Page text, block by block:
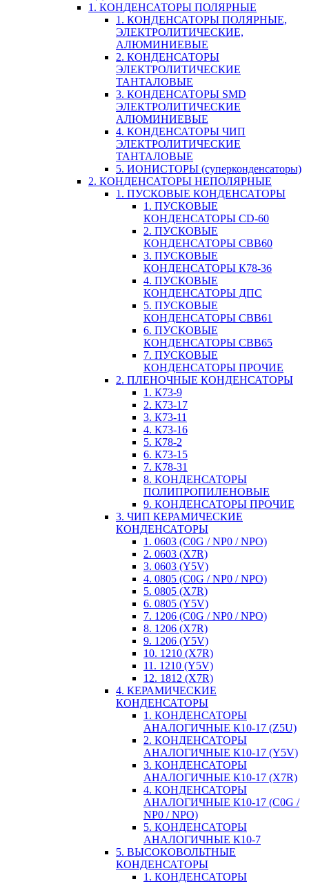
1. КОНДЕНСАТОРЫ ПОЛЯРНЫЕ
1. КОНДЕНСАТОРЫ ПОЛЯРНЫЕ,
ЭЛЕКТРОЛИТИЧЕСКИЕ,
АЛЮМИНИЕВЫЕ
2. КОНДЕНСАТОРЫ
ЭЛЕКТРОЛИТИЧЕСКИЕ
ТАНТАЛОВЫЕ
3. КОНДЕНСАТОРЫ SMD
ЭЛЕКТРОЛИТИЧЕСКИЕ
АЛЮМИНИЕВЫЕ
4. КОНДЕНСАТОРЫ ЧИП
ЭЛЕКТРОЛИТИЧЕСКИЕ
ТАНТАЛОВЫЕ
5. ИОНИСТОРЫ (суперконденсаторы)
2. КОНДЕНСАТОРЫ НЕПОЛЯРНЫЕ
1. ПУСКОВЫЕ КОНДЕНСАТОРЫ
1. ПУСКОВЫЕ
КОНДЕНСАТОРЫ CD-60
2. ПУСКОВЫЕ
КОНДЕНСАТОРЫ CBB60
3. ПУСКОВЫЕ
КОНДЕНСАТОРЫ К78-36
4. ПУСКОВЫЕ
КОНДЕНСАТОРЫ ДПС
5. ПУСКОВЫЕ
КОНДЕНСАТОРЫ CBB61
6. ПУСКОВЫЕ
КОНДЕНСАТОРЫ CBB65
7. ПУСКОВЫЕ
КОНДЕНСАТОРЫ ПРОЧИЕ
2. ПЛЕНОЧНЫЕ КОНДЕНСАТОРЫ
1. К73-9
2. К73-17
3. К73-11
4. К73-16
5. К78-2
6. К73-15
7. К78-31
8. КОНДЕНСАТОРЫ
ПОЛИПРОПИЛЕНОВЫЕ
9. КОНДЕНСАТОРЫ ПРОЧИЕ
3. ЧИП КЕРАМИЧЕСКИЕ
КОНДЕНСАТОРЫ
1. 0603 (C0G / NP0 / NPO)
2. 0603 (X7R)
3. 0603 (Y5V)
4. 0805 (C0G / NP0 / NPO)
5. 0805 (X7R)
6. 0805 (Y5V)
7. 1206 (C0G / NP0 / NPO)
8. 1206 (X7R)
9. 1206 (Y5V)
10. 1210 (X7R)
11. 1210 (Y5V)
12. 1812 (X7R)
4. КЕРАМИЧЕСКИЕ
КОНДЕНСАТОРЫ
1. КОНДЕНСАТОРЫ
АНАЛОГИЧНЫЕ К10-17 (Z5U)
2. КОНДЕНСАТОРЫ
АНАЛОГИЧНЫЕ К10-17 (Y5V)
3. КОНДЕНСАТОРЫ
АНАЛОГИЧНЫЕ К10-17 (X7R)
4. КОНДЕНСАТОРЫ
АНАЛОГИЧНЫЕ К10-17 (C0G /
NP0 / NPO)
5. КОНДЕНСАТОРЫ
АНАЛОГИЧНЫЕ К10-7
5. ВЫСОКОВОЛЬТНЫЕ
КОНДЕНСАТОРЫ
1. КОНДЕНСАТОРЫ